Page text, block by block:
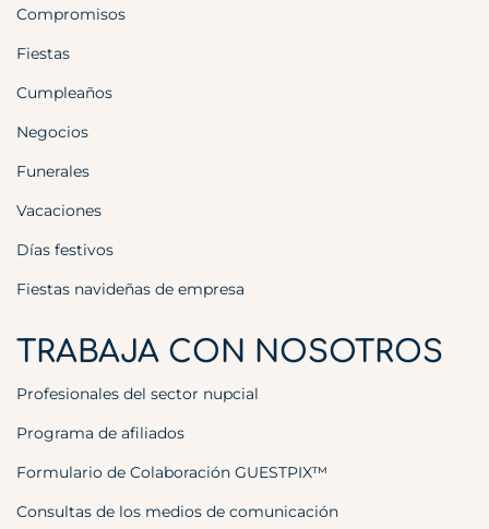
Compromisos
Fiestas
Cumpleaños
Negocios
Funerales
Vacaciones
Días festivos
Fiestas navideñas de empresa
TRABAJA CON NOSOTROS
Profesionales del sector nupcial
Programa de afiliados
Formulario de Colaboración GUESTPIX™
Consultas de los medios de comunicación